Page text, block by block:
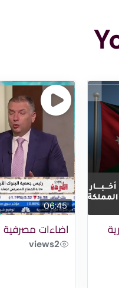
06:45
اضاءات مصرفية
2
views